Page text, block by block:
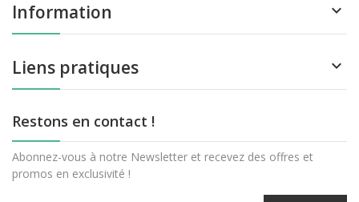
Information 
Liens pratiques 
Restons en contact !
Abonnez-vous à notre Newsletter et recevez des offres et
promos en exclusivité !